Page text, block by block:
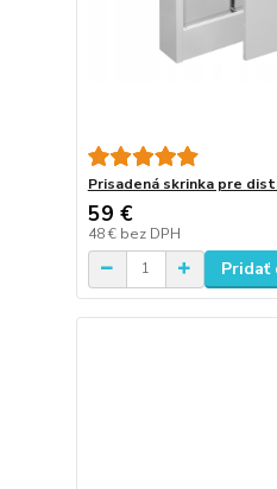
Prisadená skrinka pre
59 €
48 € bez DPH
Pridať